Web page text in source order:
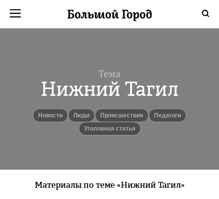
Тема
Нижний Тагил
новости люди происшествия
педагоги
уголовная статья
Материалы по теме «Нижний Тагил»